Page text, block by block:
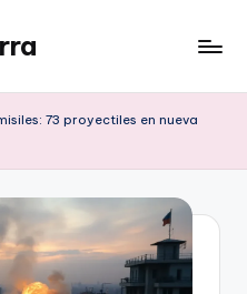
73 proyectiles en nueva